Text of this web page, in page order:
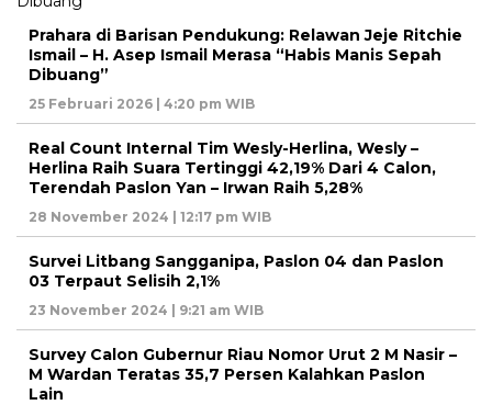
Prahara di Barisan Pendukung: Relawan Jeje Ritchie
Ismail – H. Asep Ismail Merasa “Habis Manis Sepah
Dibuang”
25 Februari 2026 | 4:20 pm WIB
Real Count Internal Tim Wesly-Herlina, Wesly –
Herlina Raih Suara Tertinggi 42,19% Dari 4 Calon,
Terendah Paslon Yan – Irwan Raih 5,28%
28 November 2024 | 12:17 pm WIB
Survei Litbang Sangganipa, Paslon 04 dan Paslon
03 Terpaut Selisih 2,1%
23 November 2024 | 9:21 am WIB
Survey Calon Gubernur Riau Nomor Urut 2 M Nasir –
M Wardan Teratas 35,7 Persen Kalahkan Paslon
Lain